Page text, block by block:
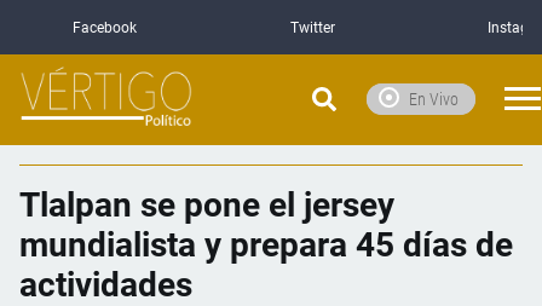
Facebook Twitter
En Vivo
Tlalpan se pone el jersey
mundialista y prepara 45 días de
actividades